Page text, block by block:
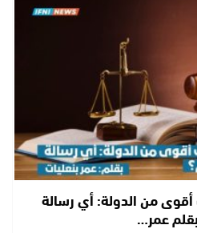
من الدولة: أي رسالة
عمر…